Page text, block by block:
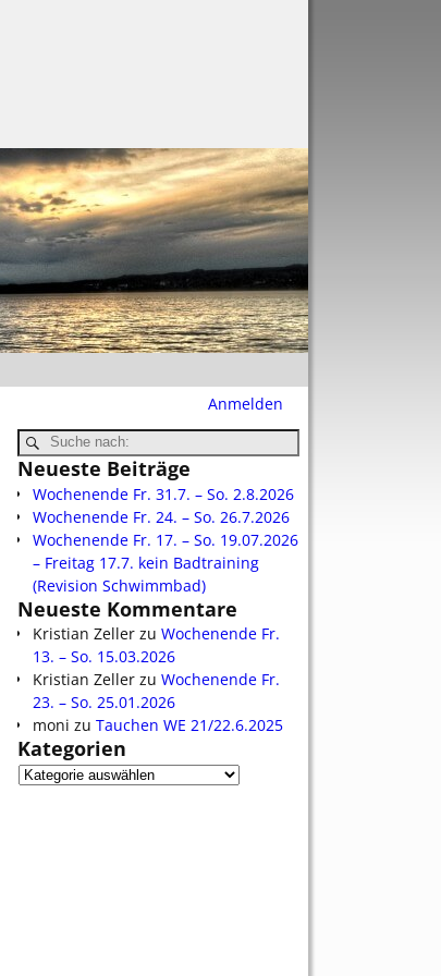
Anmelden
Neueste Beiträge
Wochenende Fr. 31.7. – So. 2.8.2026
Wochenende Fr. 24. – So. 26.7.2026
Wochenende Fr. 17. – So. 19.07.2026
– Freitag 17.7. kein Badtraining
(Revision Schwimmbad)
Neueste Kommentare
Kristian Zeller zu Wochenende Fr.
13. – So. 15.03.2026
Kristian Zeller zu Wochenende Fr.
23. – So. 25.01.2026
moni zu Tauchen WE 21/22.6.2025
Kategorien